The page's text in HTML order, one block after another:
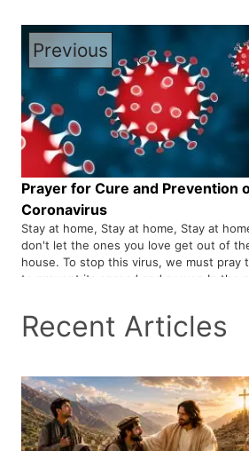
Previous
Prayer for Cure and Prevention
Coronavirus
Stay at home, Stay at home, Stay at
don't let the ones you love get out of
house. To stop this virus, we must pray
to prevent its spread and power. In the
the knowledge they need to cure this
Pray for those who are affected by the
those who are not yet infected with the
Recent Articles